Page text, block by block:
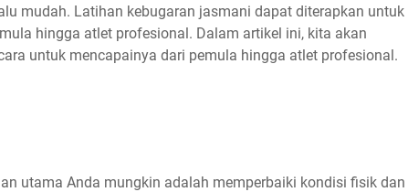
mudah. Latihan kebugaran jasmani dapat diterapkan untuk
hingga atlet profesional. Dalam artikel ini, kita akan
untuk mencapainya dari pemula hingga atlet profesional.
utama Anda mungkin adalah memperbaiki kondisi fisik dan